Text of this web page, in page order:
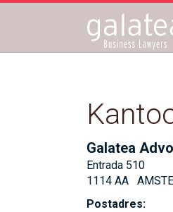
Galatea
Entrada 510
1114 AA
Postadres: